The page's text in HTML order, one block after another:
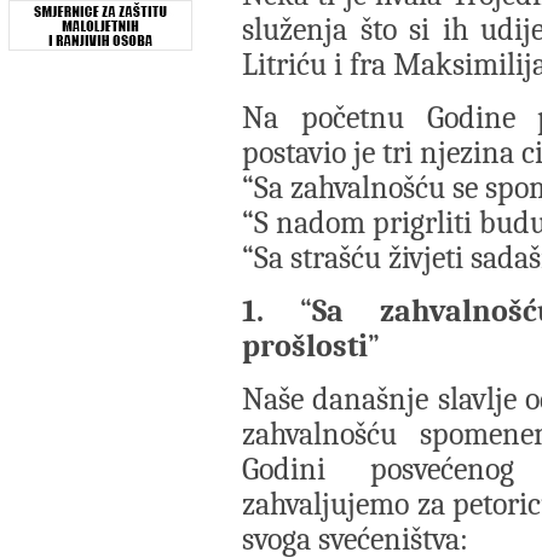
služenja što si ih
Litriću i fra
Na početnu Godine
postavio je tri njezina
“Sa zahvalnošću se
“S nadom prigrliti
“Sa strašću živjeti
1. “Sa
prošlosti”
Naše današnje slavlje
zahvalnošću
Godini
zahvaljujemo za
svoga svećeništva: